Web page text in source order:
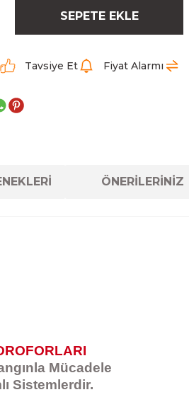
SEPETE EKLE
Tavsiye Et Fiyat Alarmı
ÖNERİLERİNİZ
Mücadele
Sistemlerdir.